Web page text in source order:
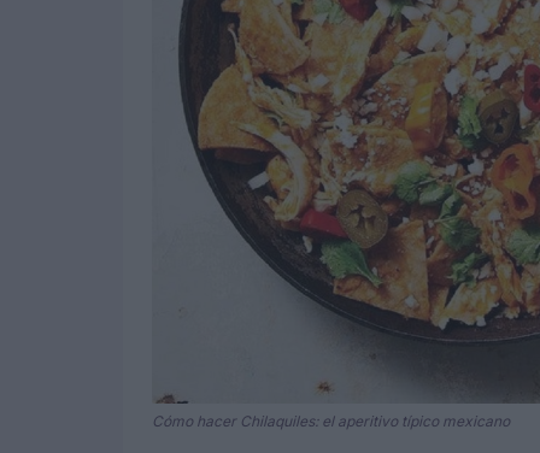
Cómo hacer Chilaquiles: el aperitivo típico mexicano